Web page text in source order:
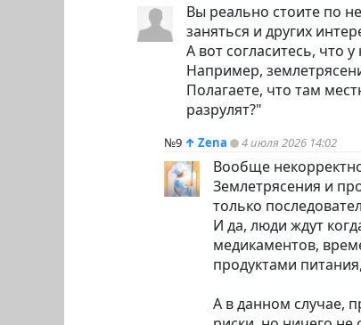
Вы реально стоите по
заняться и других
А вот согласитесь, что
Например,
Полагаете, что там
разрулят?"
№9 ↑ Zena 4 июля 2026 14:02
Вообще
Землетрясения и
только
И да, люди ждут
медикаментов,
продуктами
А в данном случае,